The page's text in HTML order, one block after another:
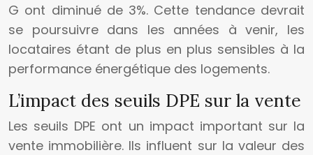
G ont diminué de 3%. Cette tendance devrait
se poursuivre dans les années à venir, les
locataires étant de plus en plus sensibles à la
performance énergétique des logements.
L’impact des seuils DPE sur la vente
Les seuils DPE ont un impact important sur la
vente immobilière. Ils influent sur la valeur des